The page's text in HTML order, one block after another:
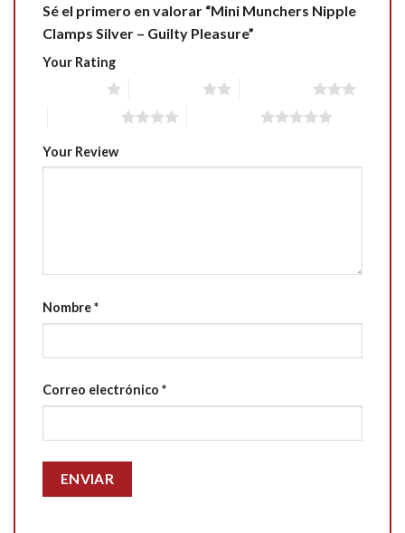
Sé el primero en valorar “Mini Munchers Nipple
Clamps Silver – Guilty Pleasure”
Your Rating
Your Review
Nombre*
Correo electrónico *